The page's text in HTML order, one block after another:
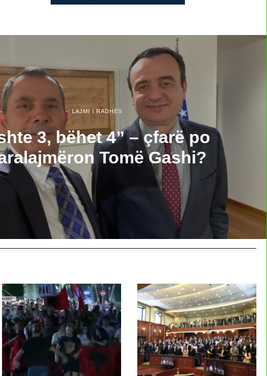
LAJMI I RADHËS
3, bëhet 4” – çfarë po
Tomë Gashi?